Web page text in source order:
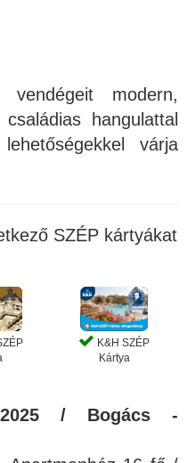
modern,
hangulattal
várja
SZÉP kártyákat
K&H SZÉP
Kártya
/ Bogács -